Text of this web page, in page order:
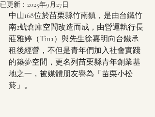
已更新： 2025年9月27日
中山168位於苗栗縣竹南鎮，是由台鐵竹
南2號倉庫空間改造而成，由營運執行長
莊雅婷（Tina）與先生徐嘉明向台鐵承
租後經營，不但是青年們加入社會實踐
的築夢空間，更名列苗栗縣青年創業基
地之一，被媒體朋友譽為「苗栗小松
菸」。